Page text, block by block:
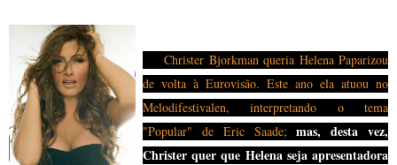
Christer Bjorkman queria Helena Paparizou
de volta à Eurovisão. Este ano ela atuou no
Melodifestivalen, interpretando o tema
"Popular" de Eric Saade;mas, desta vez,
Christer quer que Helena seja apresentadora